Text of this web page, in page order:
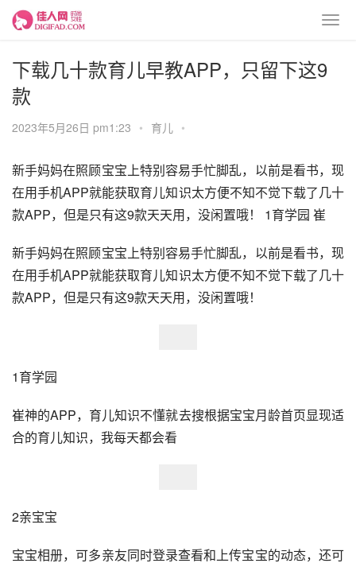
下载几十款育儿早教APP，只留下这9
款
2023年5月26日 pm1:23 • 育儿 •
新手妈妈在照顾宝宝上特别容易手忙脚乱，以前是看书，现
在用手机APP就能获取育儿知识太方便不知不觉下载了几十
款APP，但是只有这9款天天用，没闲置哦！ 1育学园 崔
新手妈妈在照顾宝宝上特别容易手忙脚乱，以前是看书，现
在用手机APP就能获取育儿知识太方便不知不觉下载了几十
款APP，但是只有这9款天天用，没闲置哦！
1育学园
崔神的APP，育儿知识不懂就去搜根据宝宝月龄首页显现适
合的育儿知识，我每天都会看
2亲宝宝
宝宝相册，可多亲友同时登录查看和上传宝宝的动态，还可